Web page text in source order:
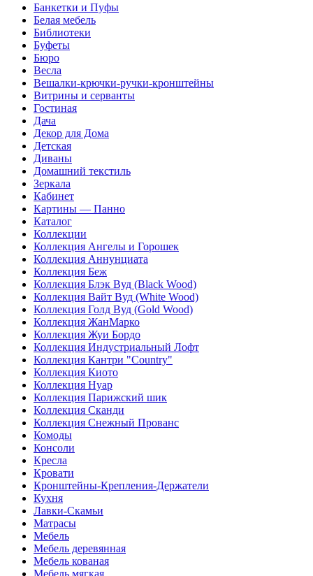
Банкетки и Пуфы
Белая мебель
Библиотеки
Буфеты
Бюро
Весла
Вешалки-крючки-ручки-кронштейны
Витрины и серванты
Гостиная
Дача
Декор для Дома
Детская
Диваны
Домашний текстиль
Зеркала
Кабинет
Картины — Панно
Каталог
Коллекции
Коллекция Ангелы и Горошек
Коллекция Аннунциата
Коллекция Беж
Коллекция Блэк Вуд (Black Wood)
Коллекция Вайт Вуд (White Wood)
Коллекция Голд Вуд (Gold Wood)
Коллекция ЖанМарко
Коллекция Жуи Бордо
Коллекция Индустриальный Лофт
Коллекция Кантри "Country"
Коллекция Киото
Коллекция Нуар
Коллекция Парижский шик
Коллекция Сканди
Коллекция Снежный Прованс
Комоды
Консоли
Кресла
Кровати
Кронштейны-Крепления-Держатели
Кухня
Лавки-Скамьи
Матрасы
Мебель
Мебель деревянная
Мебель кованая
Мебель мягкая